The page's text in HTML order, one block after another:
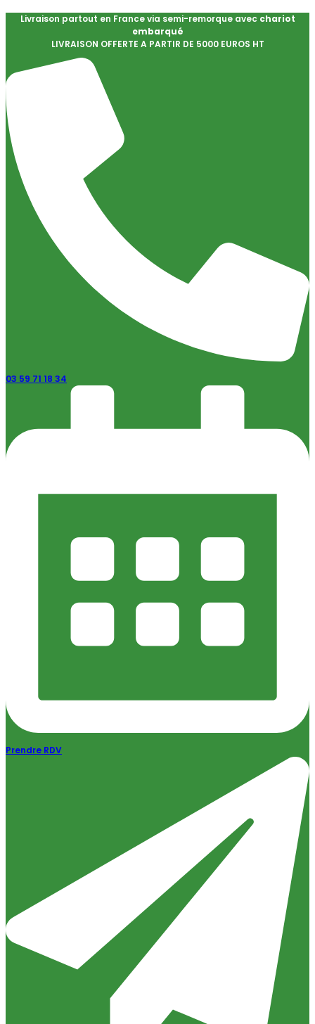
Livraison partout en France via semi-remorque avec chariot
embarqué
LIVRAISON OFFERTE A PARTIR DE 5000 EUROS HT
03 59 71 18 34
Prendre RDV